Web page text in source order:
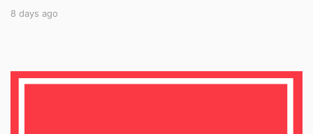
8 days ago